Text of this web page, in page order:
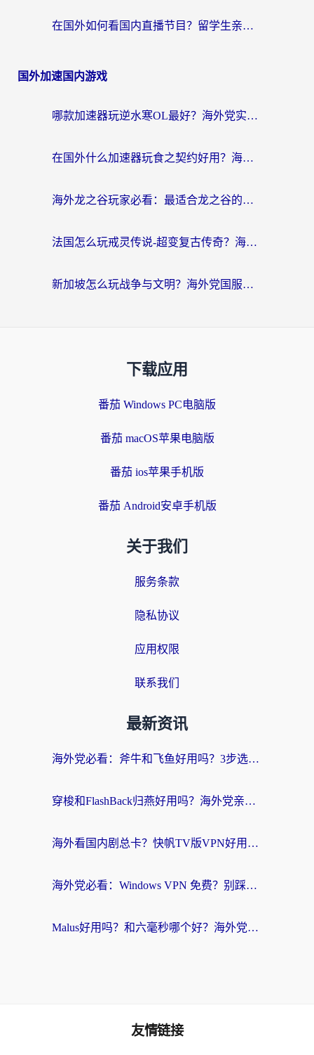
在国外如何看国内直播节目？留学生亲测有效的追剧加速指南
国外加速国内游戏
哪款加速器玩逆水寒OL最好？海外党实测后的终极选择指南
在国外什么加速器玩食之契约好用？海外党亲测有效的国服游戏加速指南
海外龙之谷玩家必看：最适合龙之谷的加速器，解决延迟卡顿还能畅玩幻书启示录和梦幻西游？
法国怎么玩戒灵传说-超变复古传奇？海外玩家国服游戏加速终极指南
新加坡怎么玩战争与文明？海外党国服游戏加速器终极避坑指南
下载应用
番茄 Windows PC电脑版
番茄 macOS苹果电脑版
番茄 ios苹果手机版
番茄 Android安卓手机版
关于我们
服务条款
隐私协议
应用权限
联系我们
最新资讯
海外党必看：斧牛和飞鱼好用吗？3步选对回国加速器，无缝刷剧玩国服
穿梭和FlashBack归燕好用吗？海外党亲测3款热门回国加速器，教你选对不踩坑
海外看国内剧总卡？快帆TV版VPN好用吗？和快滚VPN对比哪个回国效果更好？
海外党必看：Windows VPN 免费？别踩坑！教你选对好用的国内加速器无缝回国
Malus好用吗？和六毫秒哪个好？海外党选回国加速器的避坑指南
友情链接